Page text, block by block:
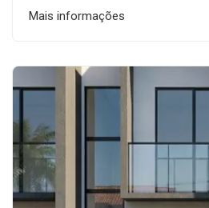
Mais informações